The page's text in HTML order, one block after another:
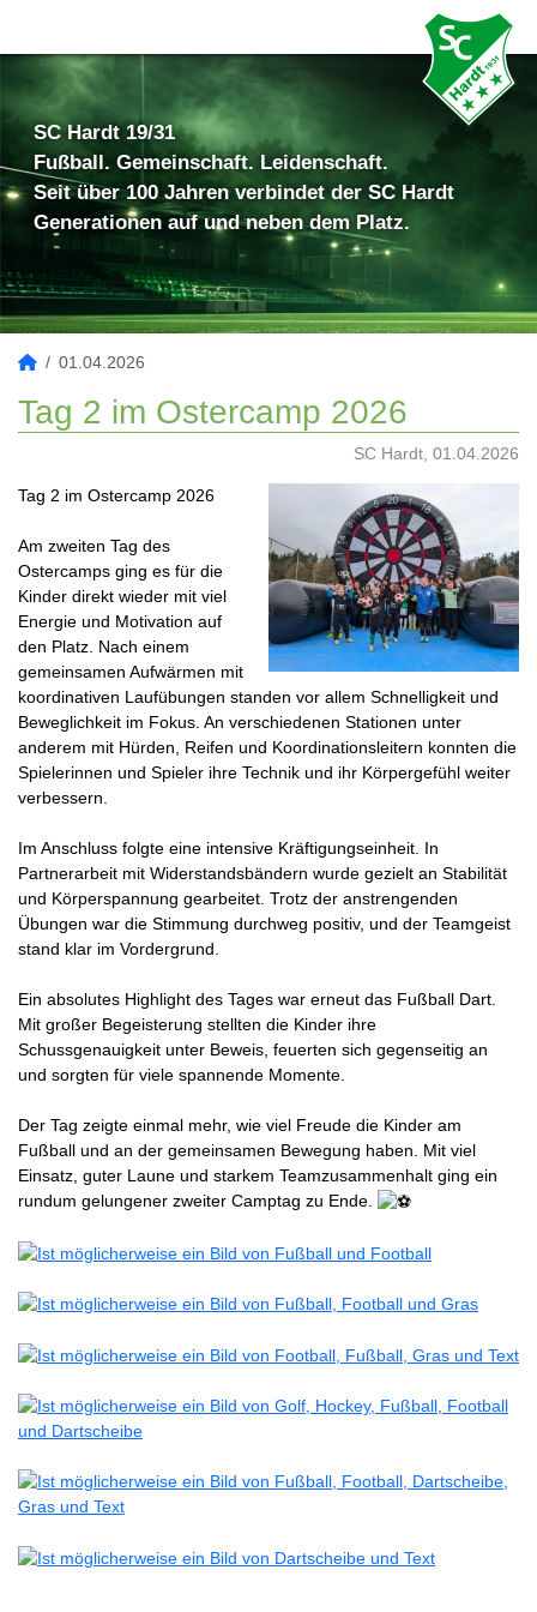
SC Hardt 19/31
Fußball. Gemeinschaft. Leidenschaft.
Seit über 100 Jahren verbindet der SC Hardt
Generationen auf und neben dem Platz.
01.04.2026
Tag 2 im Ostercamp 2026
SC Hardt, 01.04.2026
Tag 2 im Ostercamp 2026
Am zweiten Tag des
Ostercamps ging es für die
Kinder direkt wieder mit viel
Energie und Motivation auf
den Platz. Nach einem
gemeinsamen Aufwärmen mit
koordinativen Laufübungen standen vor allem Schnelligkeit und
Beweglichkeit im Fokus. An verschiedenen Stationen unter
anderem mit Hürden, Reifen und Koordinationsleitern konnten die
Spielerinnen und Spieler ihre Technik und ihr Körpergefühl weiter
verbessern.
Im Anschluss folgte eine intensive Kräftigungseinheit. In
Partnerarbeit mit Widerstandsbändern wurde gezielt an Stabilität
und Körperspannung gearbeitet. Trotz der anstrengenden
Übungen war die Stimmung durchweg positiv, und der Teamgeist
stand klar im Vordergrund.
Ein absolutes Highlight des Tages war erneut das Fußball Dart.
Mit großer Begeisterung stellten die Kinder ihre
Schussgenauigkeit unter Beweis, feuerten sich gegenseitig an
und sorgten für viele spannende Momente.
Der Tag zeigte einmal mehr, wie viel Freude die Kinder am
Fußball und an der gemeinsamen Bewegung haben. Mit viel
Einsatz, guter Laune und starkem Teamzusammenhalt ging ein
rundum gelungener zweiter Camptag zu Ende.